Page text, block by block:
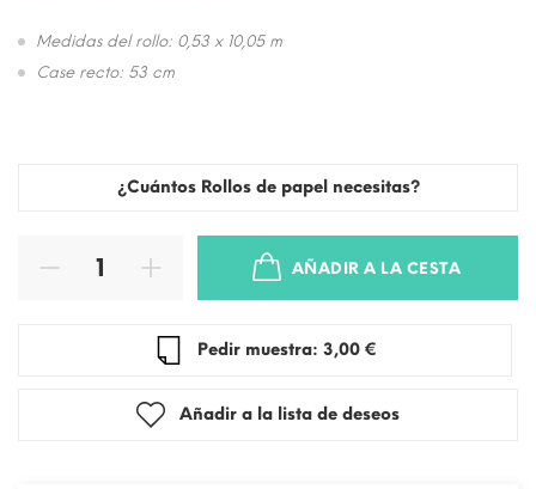
Medidas del rollo: 0,53 x 10,05 m
Case recto: 53 cm
¿Cuántos Rollos de papel necesitas?
AÑADIR A LA CESTA
Pedir muestra: 3,00 €
Añadir a la lista de deseos